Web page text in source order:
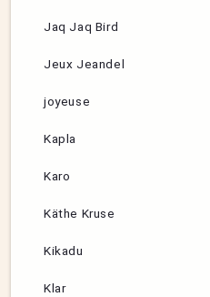
Jaq Jaq Bird
Jeux Jeandel
joyeuse
Kapla
Karo
Käthe Kruse
Kikadu
Klar